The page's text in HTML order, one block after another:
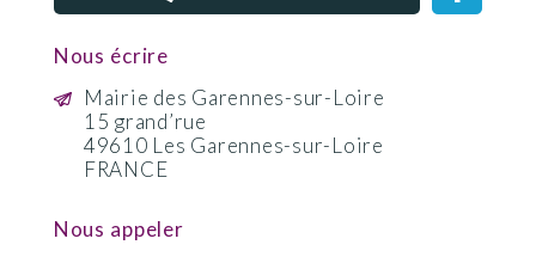
Nous écrire
Mairie des Garennes-sur-Loire
15 grand’rue
49610 Les Garennes-sur-Loire
FRANCE
Nous appeler